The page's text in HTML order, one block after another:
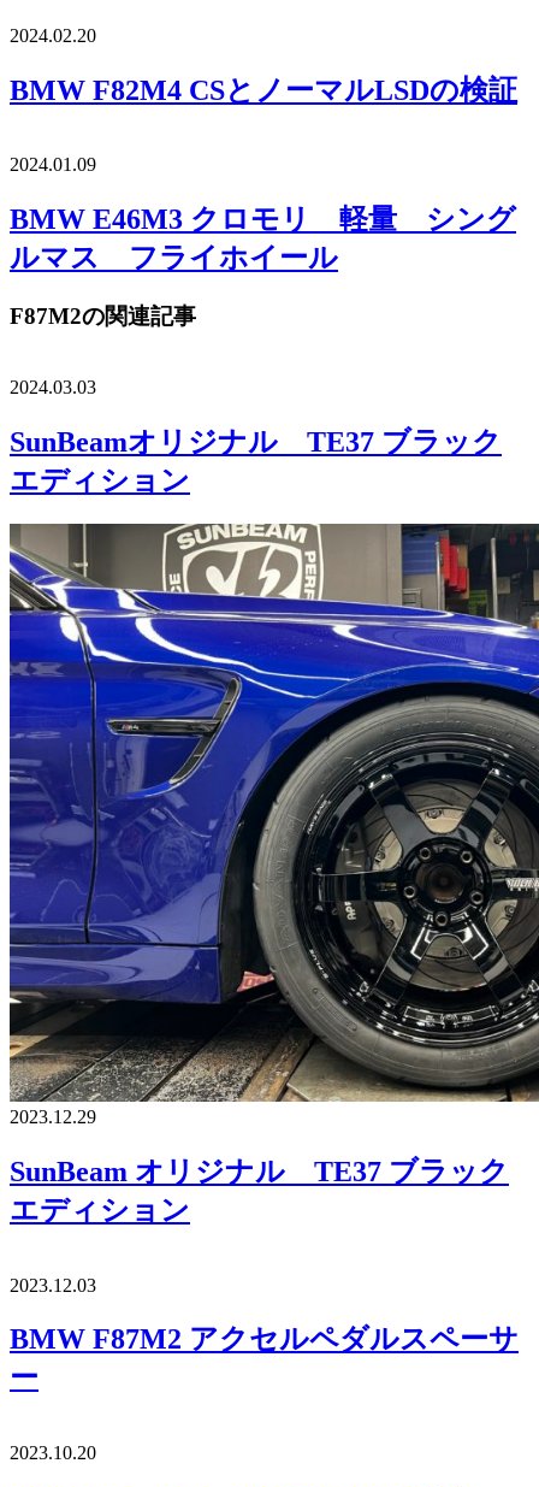
2024.02.20
BMW F82M4 CSとノーマルLSDの検証
2024.01.09
BMW E46M3 クロモリ 軽量 シング
ルマス フライホイール
F87M2の関連記事
2024.03.03
SunBeamオリジナル TE37 ブラック
エディション
2023.12.29
SunBeam オリジナル TE37 ブラック
エディション
2023.12.03
BMW F87M2 アクセルペダルスペーサ
ー
2023.10.20